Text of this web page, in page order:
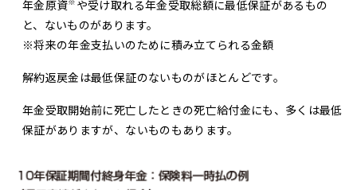
年金原資 や受け取れる年金受取総額に最低保証があるもの
と、ないものがあります。
※将来の年金支払いのために積み立てられる金額
解約返戻金は最低保証のないものがほとんどです。
年金受取開始前に死亡したときの死亡給付金にも、多くは最低
保証がありますが、ないものもあります。